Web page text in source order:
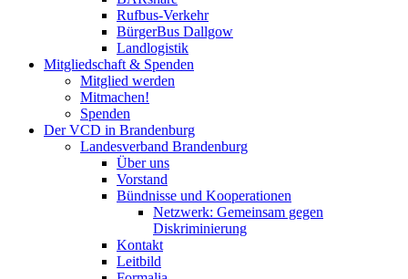
Rufbus-Verkehr
BürgerBus Dallgow
Landlogistik
Mitgliedschaft & Spenden
Mitglied werden
Mitmachen!
Spenden
Der VCD in Brandenburg
Landesverband Brandenburg
Über uns
Vorstand
Bündnisse und Kooperationen
Netzwerk: Gemeinsam gegen
Diskriminierung
Kontakt
Leitbild